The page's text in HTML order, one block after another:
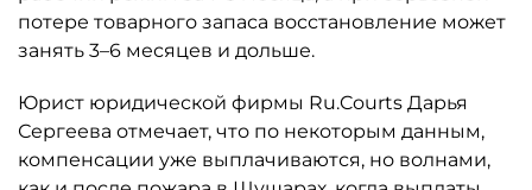
потере товарного запаса восстановление может
занять 3–6 месяцев и дольше.
Юрист юридической фирмы Ru.Courts Дарья
Сергеева отмечает, что по некоторым данным,
компенсации уже выплачиваются, но волнами,